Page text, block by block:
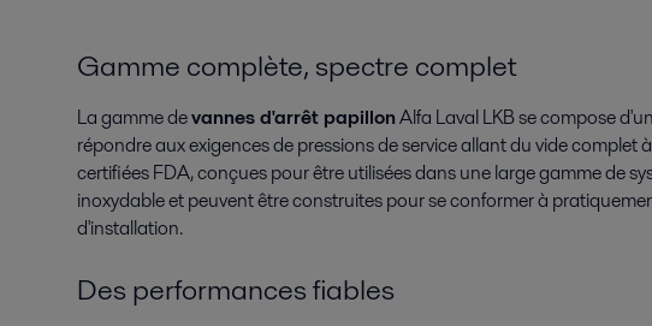
Gamme complète, spectre complet
La gamme devannes d'arrêt papillonAlfa Laval LKB se compose
répondre aux exigences de pressions de service allant du vide complet
certifiées FDA, conçues pour être utilisées dans une large gamme de
inoxydable et peuvent être construites pour se conformer à
d'installation.
Des performances fiables